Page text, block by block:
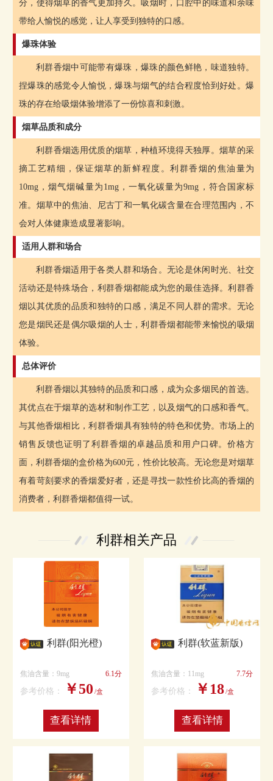
分，使得烟草的香气更加持久。吸烟时，口腔中的味道和余味
带给人愉悦的感觉，让人享受到独特的口感。
爆珠体验
利群香烟中可能带有爆珠，爆珠的颜色鲜艳，味道独特。
捏爆珠的感觉令人愉悦，爆珠与烟气的结合程度恰到好处。爆
珠的存在给吸烟体验增添了一份惊喜和刺激。
烟草品质和成分
利群香烟选用优质的烟草，种植环境得天独厚。烟草的采
摘工艺精细，保证烟草的新鲜程度。利群香烟的焦油量为
10mg，烟气烟碱量为1mg，一氧化碳量为9mg，符合国家标
准。烟草中的焦油、尼古丁和一氧化碳含量在合理范围内，不
会对人体健康造成显著影响。
适用人群和场合
利群香烟适用于各类人群和场合。无论是休闲时光、社交
活动还是特殊场合，利群香烟都能成为您的最佳选择。利群香
烟以其优质的品质和独特的口感，满足不同人群的需求。无论
您是烟民还是偶尔吸烟的人士，利群香烟都能带来愉悦的吸烟
体验。
总体评价
利群香烟以其独特的品质和口感，成为众多烟民的首选。
其优点在于烟草的选材和制作工艺，以及烟气的口感和香气。
与其他香烟相比，利群香烟具有独特的特色和优势。市场上的
销售反馈也证明了利群香烟的卓越品质和用户口碑。价格方
面，利群香烟的盒价格为600元，性价比较高。无论您是对烟草
有着苛刻要求的香烟爱好者，还是寻找一款性价比高的香烟的
消费者，利群香烟都值得一试。
利群相关产品
利群(阳光橙)
焦油含量：9mg 6.1分
参考价格： ￥50 /盒
查看详情
利群(软蓝新版)
焦油含量：11mg 7.7分
参考价格： ￥18/盒
查看详情